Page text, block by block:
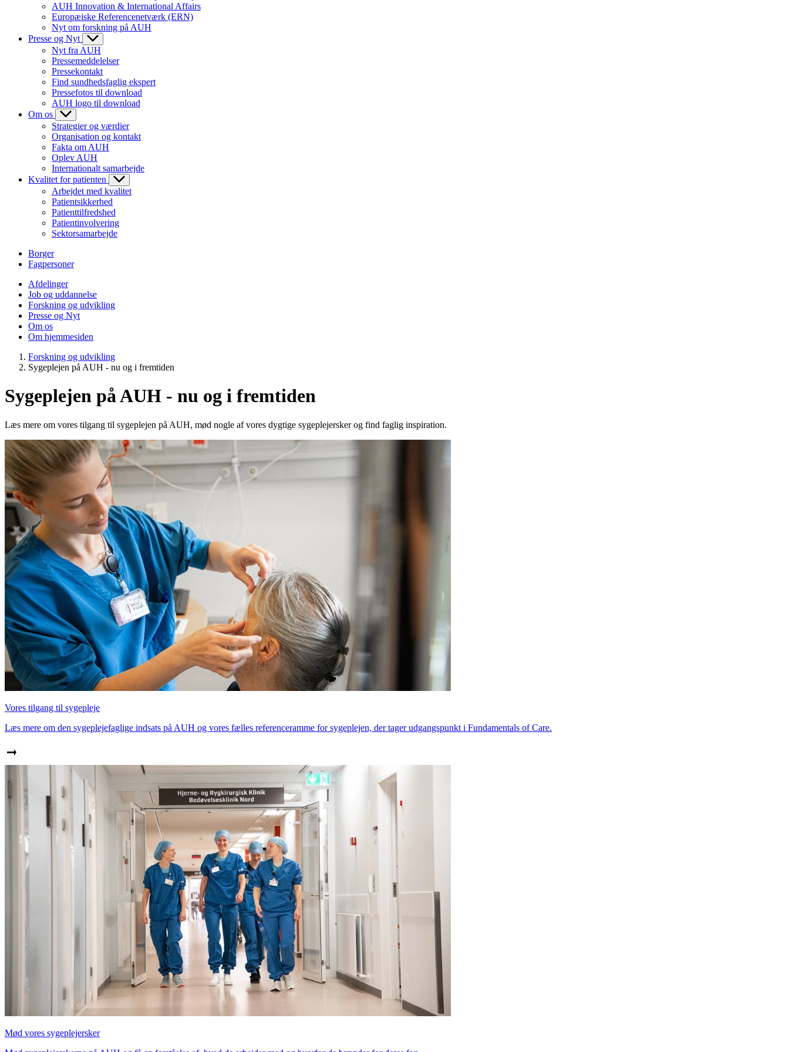
AUH Innovation & International Affairs
Europæiske Referencenetværk (ERN)
Nyt om forskning på AUH
Presse og Nyt
Nyt fra AUH
Pressemeddelelser
Pressekontakt
Find sundhedsfaglig ekspert
Pressefotos til download
AUH logo til download
Om os
Strategier og værdier
Organisation og kontakt
Fakta om AUH
Oplev AUH
Internationalt samarbejde
Kvalitet for patienten
Arbejdet med kvalitet
Patientsikkerhed
Patienttilfredshed
Patientinvolvering
Sektorsamarbejde
Borger
Fagpersoner
Afdelinger
Job og uddannelse
Forskning og udvikling
Presse og Nyt
Om os
Om hjemmesiden
Forskning og udvikling
Sygeplejen på AUH - nu og i fremtiden
Sygeplejen på AUH - nu og i fremtiden
Læs mere om vores tilgang til sygeplejen på AUH, mød nogle af vores dygtige sygeplejersker og find faglig inspiration.
Vores tilgang til sygepleje
Læs mere om den sygeplejefaglige indsats på AUH og vores fælles referenceramme for sygeplejen, der tager udgangspunkt i Fundamentals of Care.
Mød vores sygeplejersker